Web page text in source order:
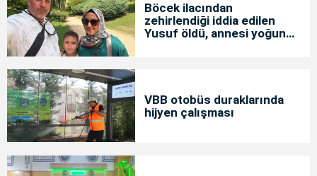
Böcek ilacından
zehirlendiği iddia edilen
Yusuf öldü, annesi yoğun
VBB otobüs duraklarında
hijyen çalışması